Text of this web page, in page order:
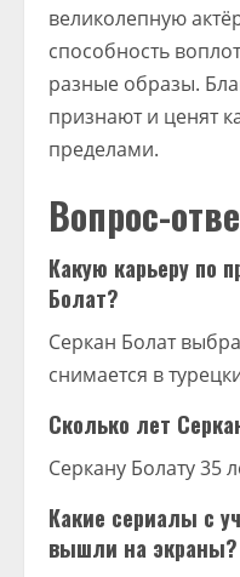
великолепную
способность
разные образы.
признают и ценят
пределами.
Вопрос-
Какую карьеру по
Болат?
Серкан Болат
снимается в
Сколько лет
Серкану Болату 35
Какие сериалы с
вышли на экраны?